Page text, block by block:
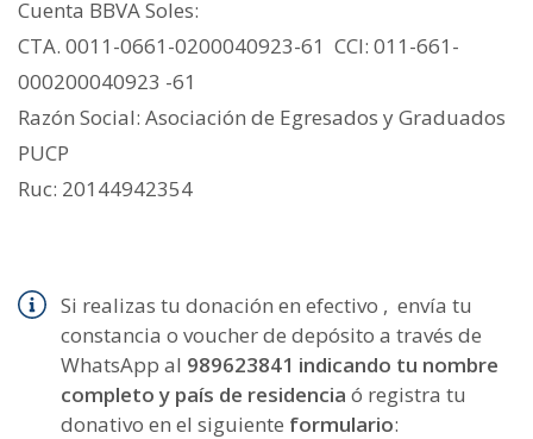
Cuenta BBVA Soles:
CTA. 0011-0661-0200040923-61 CCI: 011-661-
000200040923 -61
Razón Social: Asociación de Egresados y Graduados
PUCP
Ruc: 20144942354
Si realizas tu donación en efectivo , envía tu
constancia o voucher de depósito a través de
WhatsApp al 989623841 indicando tu nombre
completo y país de residencia ó registra tu
donativo en el siguiente formulario: